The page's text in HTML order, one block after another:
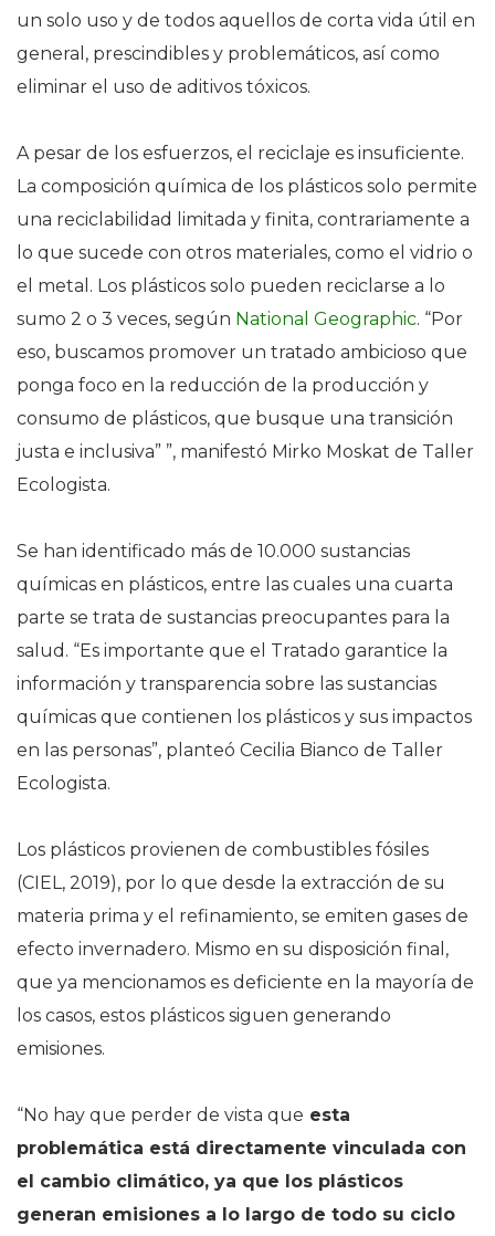
un solo uso y de todos aquellos de corta vida útil en
general, prescindibles y problemáticos, así como
eliminar el uso de aditivos tóxicos.
A pesar de los esfuerzos, el reciclaje es insuficiente.
La composición química de los plásticos solo permite
una reciclabilidad limitada y finita, contrariamente a
lo que sucede con otros materiales, como el vidrio o
el metal. Los plásticos solo pueden reciclarse a lo
sumo 2 o 3 veces, según National Geographic. “Por
eso, buscamos promover un tratado ambicioso que
ponga foco en la reducción de la producción y
consumo de plásticos, que busque una transición
justa e inclusiva” ”, manifestó Mirko Moskat de Taller
Ecologista.
Se han identificado más de 10.000 sustancias
químicas en plásticos, entre las cuales una cuarta
parte se trata de sustancias preocupantes para la
salud. “Es importante que el Tratado garantice la
información y transparencia sobre las sustancias
químicas que contienen los plásticos y sus impactos
en las personas”, planteó Cecilia Bianco de Taller
Ecologista.
Los plásticos provienen de combustibles fósiles
(CIEL, 2019), por lo que desde la extracción de su
materia prima y el refinamiento, se emiten gases de
efecto invernadero. Mismo en su disposición final,
que ya mencionamos es deficiente en la mayoría de
los casos, estos plásticos siguen generando
emisiones.
“No hay que perder de vista que esta
problemática está directamente vinculada con
el cambio climático, ya que los plásticos
generan emisiones a lo largo de todo su ciclo